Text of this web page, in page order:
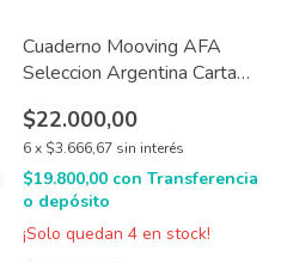
Cuaderno Mooving AFA
Seleccion Argentina Carta
$22.000,00
6x $3.666,67 sin interés
$19.800,00 con Transferencia
o depósito
¡Solo quedan 4 en stock!